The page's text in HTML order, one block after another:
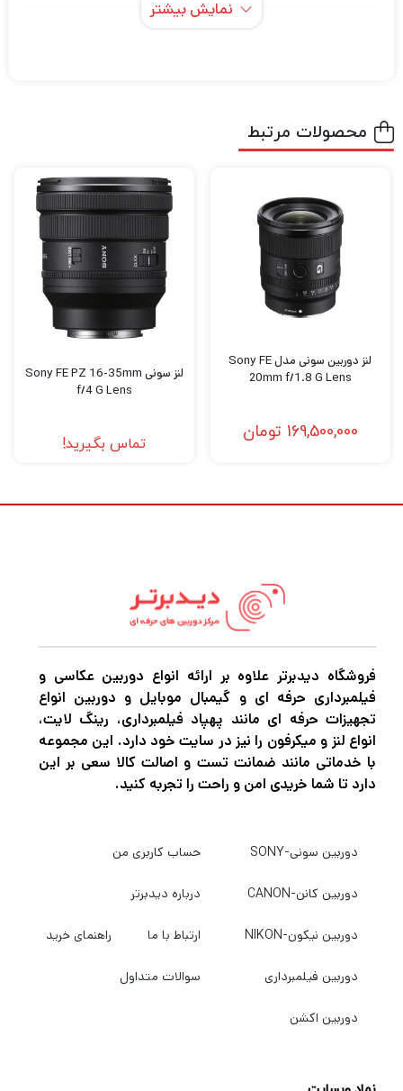
جمع و جور و قابل حمل است که برای استفاده
روزمره و پیاده‌روی ایده‌آل است و لباس‌های همه
کاره آن با زاویه باز تا پرتره با انواع سوژه‌ها کار
می‌کند.
اگر در حرفه عکاسی و فیلمبرداری مشغول به
فعالیت هستید قطعاً برای این که بتوانید عکس
های حرفه ای و بی نظیر خلق کنید و بهترین نوع
فیلمبرداری را تجربه کنید نیاز به دوربین‌های
باکیفیت و مجهز برای عکاسی و فیلمبرداری دارید.
اگر میخواهید بهترین
فیلمبرداری، پهپاد فیلمبرداری، گیمبال
با بهترین کیفیت و قیمت خریداری کنید بهدیدبرتر
نمایش بیشتر
محصولات مرتبط
لنز دوربین سونی مدل Sony FE
20mm f/1.8 G Lens
169,500,000 تومان
لنز سونی Sony FE PZ 16-35mm
f/4 G Lens
تماس بگیرید!
فروشگاه دیدبرتر علاوه بر ارائه انواع دوربین عکاسی و
فیلمبرداری حرفه ای و گیمبال موبایل و دوربین انواع
تجهیزات حرفه ای مانند پهپاد فیلمبرداری، رینگ لایت،
انواع لنز و میکرفون را نیز در سایت خود دارد. این مجموعه
با خدماتی مانند ضمانت تست و اصالت کالا سعی بر این
دارد تا شما خریدی امن و راحت را تجربه کنید.
دوربین سونی-SONY
دوربین کانن-CANON
دوربین نیکون-NIKON
دوربین فیلمبرداری
دوربین اکشن
حساب کاربری من
درباره دیدبرتر
ارتباط با ما راهنمای خرید
سوالات متداول